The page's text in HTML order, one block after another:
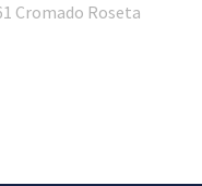
Cromado Roseta